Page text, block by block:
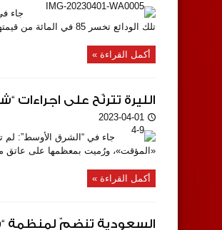
تلك الودائع تخسر 85 في المائة من قيمتها بموجب سعر الصرف الذي فرضته السلطات، والبالغ 15 ألف ...
أكمل القراءة »
الليرة تترنّح على اجراءات
2023-04-01
جاء في “الشرق الأوسط”: لم
«المؤقت»، ورُميت بمعظمها على عاتق
أكمل القراءة »
السعودية تنضمّ لمنظمة